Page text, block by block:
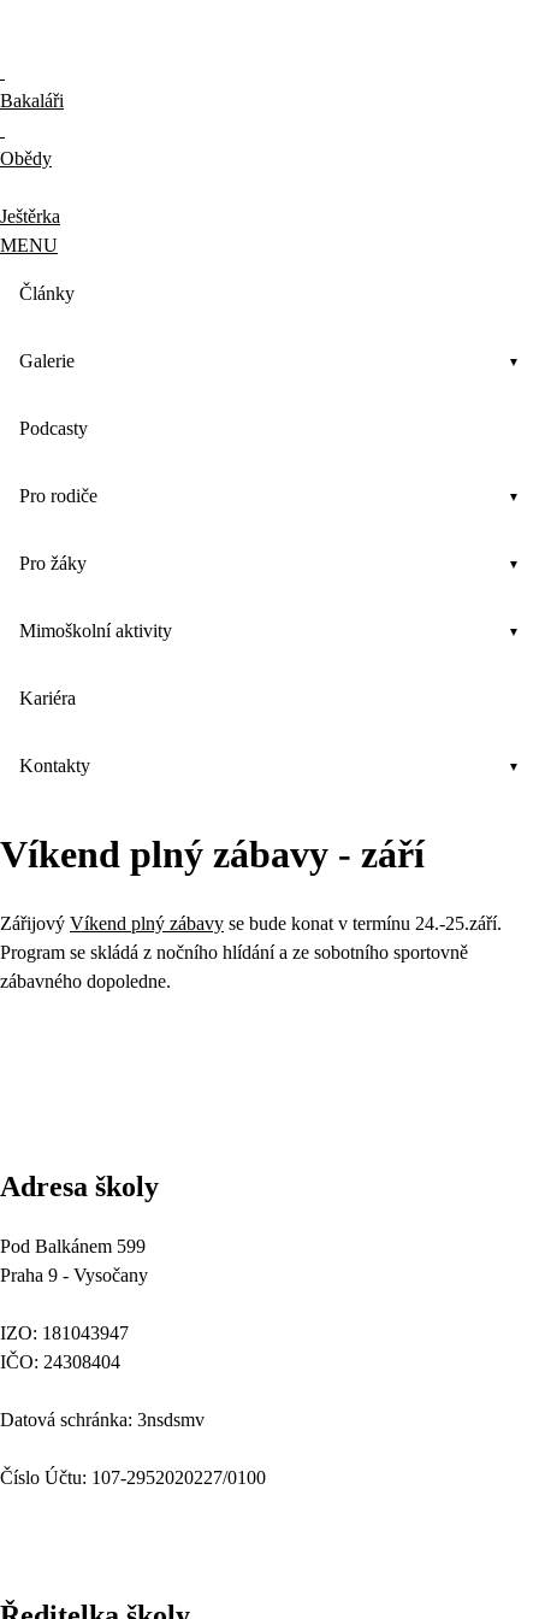
Bakaláři
Obědy
Ještěrka
MENU
Články
Galerie
Podcasty
Pro rodiče
Pro žáky
Mimoškolní aktivity
Kariéra
Kontakty
Víkend plný zábavy - září
Zářijový Víkend plný zábavy se bude konat v termínu 24.-25.září.
Program se skládá z nočního hlídání a ze sobotního sportovně
zábavného dopoledne.
Adresa školy
Pod Balkánem 599
Praha 9 - Vysočany
IZO: 181043947
IČO: 24308404
Datová schránka: 3nsdsmv
Číslo Účtu: 107-2952020227/0100